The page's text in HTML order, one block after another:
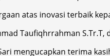
atas inovasi terbaik
Taufiqhrrahman S.Tr.T,
mengucapkan terima